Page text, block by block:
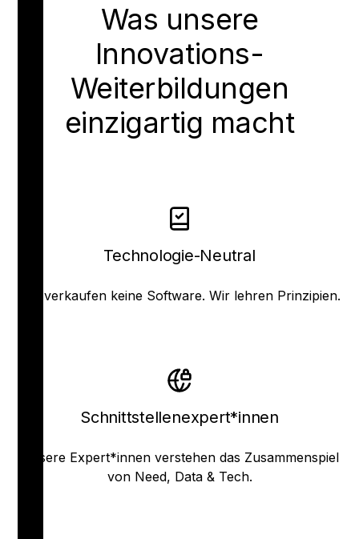
Was unsere
Innovations-
Weiterbildungen
einzigartig macht
Technologie-Neutral
Wir verkaufen keine Software. Wir lehren Prinzipien.
Schnittstellenexpert*innen
Unsere Expert*innen verstehen das Zusammenspiel
von Need, Data & Tech.